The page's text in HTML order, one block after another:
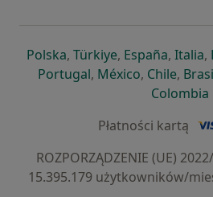
Polskaotwiera się w nowej
, Türkiyeotwiera się w
, España, Italia,
Portugalotwiera się w
, Méxicootwiera się
, Chile,
Colombia
Płatności kartą
ROZPORZĄDZENIE (UE)
15.395.179 użytkowników/